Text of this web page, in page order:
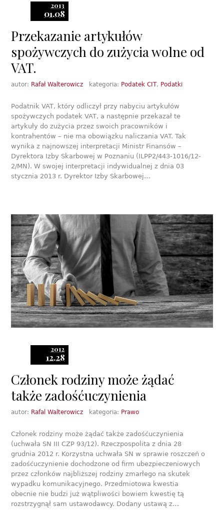
2013
01.08
Przekazanie artykułów
spożywczych do zużycia wolne od
VAT.
autor: Rafał Walterowicz kategoria: Podatek CIT, Podatki
Podatnik VAT, który odliczył przy nabyciu artykułów
spożywczych podatek VAT, a następnie przekazał te
artykuły do zużycia przez swoich pracowników i
kontrahentów – nie ma obowiązku naliczania VAT. Tak
wynika z najnowszej interpretacji Ministr Finansów –
Dyrektora Izby Skarbowej w Poznaniu (ILPP2/443-1016/12-
2/MN). W swojej interpretacji indywidualnej z dnia 03
stycznia 2013 r. Dyrektor Izby Skarbowej…
2012
12.28
Członek rodziny może żądać
także zadośćuczynienia
autor: Rafal Walterowicz kategoria: Prawo
Członek rodziny może żądać także zadośćuczynienia
(uchwała SN III CZP 93/12). Rzeczpospolita z dnia 28
grudnia 2012 r. Korzystna uchwała SN w sprawie roszczeń o
zadośćuczynienie dochodzone od firm ubezpieczeniowych
przez członków najbliższej rodziny zmarłego na skutek
wypadku komunikacyjnego. Przedmiotowa kwestia
obecnie nie budzi już wątpliwości bowiem kwestię tą
rozstrzygnął sam ustawodawcy. Dodany ustawą z…